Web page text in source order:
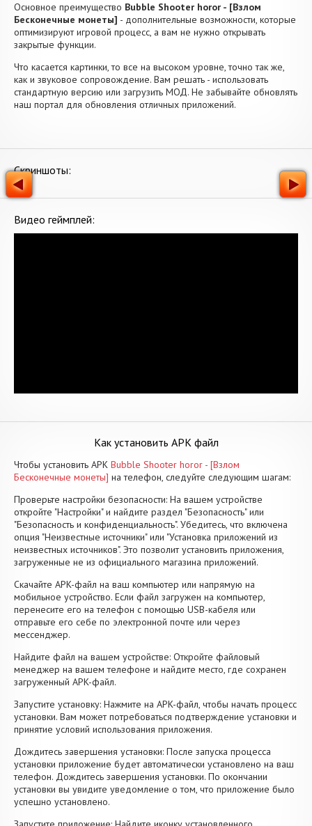
Основное преимущество Bubble Shooter horor - [Взлом
Бесконечные монеты] - дополнительные возможности, которые
оптимизируют игровой процесс, а вам не нужно открывать
закрытые функции.
Что касается картинки, то все на высоком уровне, точно так же,
как и звуковое сопровождение. Вам решать - использовать
стандартную версию или загрузить МОД. Не забывайте обновлять
наш портал для обновления отличных приложений.
Скриншоты:
Видео геймплей:
Как установить APK файл
Чтобы установить APK Bubble Shooter horor - [Взлом
Бесконечные монеты] на телефон, следуйте следующим шагам:
Проверьте настройки безопасности: На вашем устройстве
откройте "Настройки" и найдите раздел "Безопасность" или
"Безопасность и конфиденциальность". Убедитесь, что включена
опция "Неизвестные источники" или "Установка приложений из
неизвестных источников". Это позволит установить приложения,
загруженные не из официального магазина приложений.
Скачайте APK-файл на ваш компьютер или напрямую на
мобильное устройство. Если файл загружен на компьютер,
перенесите его на телефон с помощью USB-кабеля или
отправьте его себе по электронной почте или через
мессенджер.
Найдите файл на вашем устройстве: Откройте файловый
менеджер на вашем телефоне и найдите место, где сохранен
загруженный APK-файл.
Запустите установку: Нажмите на APK-файл, чтобы начать процесс
установки. Вам может потребоваться подтверждение установки и
принятие условий использования приложения.
Дождитесь завершения установки: После запуска процесса
установки приложение будет автоматически установлено на ваш
телефон. Дождитесь завершения установки. По окончании
установки вы увидите уведомление о том, что приложение было
успешно установлено.